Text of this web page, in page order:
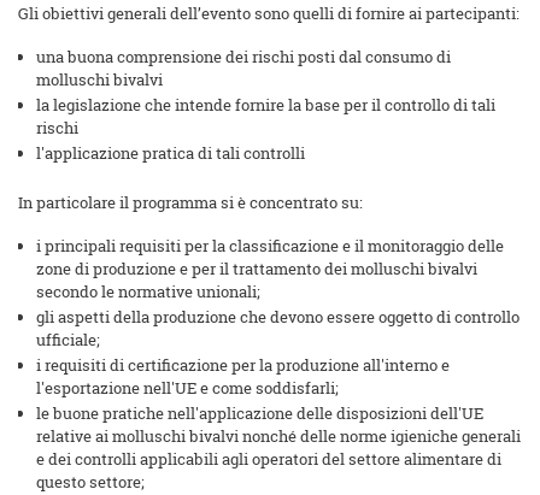
Gli obiettivi generali dell’evento sono quelli di fornire ai partecipanti:
una buona comprensione dei rischi posti dal consumo di
molluschi bivalvi
la legislazione che intende fornire la base per il controllo di tali
rischi
l'applicazione pratica di tali controlli
In particolare il programma si è concentrato su:
i principali requisiti per la classificazione e il monitoraggio delle
zone di produzione e per il trattamento dei molluschi bivalvi
secondo le normative unionali;
gli aspetti della produzione che devono essere oggetto di controllo
ufficiale;
i requisiti di certificazione per la produzione all'interno e
l'esportazione nell'UE e come soddisfarli;
le buone pratiche nell'applicazione delle disposizioni dell'UE
relative ai molluschi bivalvi nonché delle norme igieniche generali
e dei controlli applicabili agli operatori del settore alimentare di
questo settore;